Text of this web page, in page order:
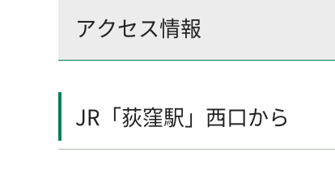
アクセス情報
JR「荻窪駅」西口から